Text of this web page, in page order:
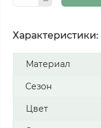
Характеристики:
Материал
Сезон
Цвет